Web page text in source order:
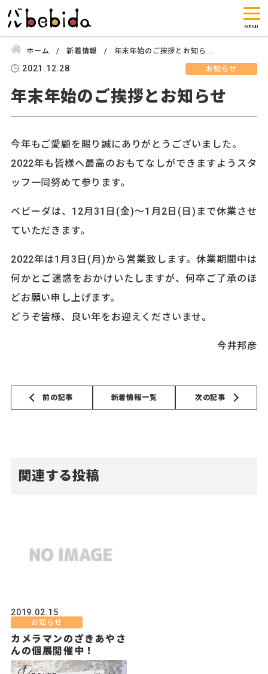
ホーム 新着情報 年末年始のご挨拶とお知ら...
2021.12.28 お知らせ
年末年始のご挨拶とお知らせ
今年もご愛顧を賜り誠にありがとうございました。
2022年も皆様へ最高のおもてなしができますようスタ
ッフ一同努めて参ります。
ベビーダは、12月31日(金)〜1月2日(日)まで休業させ
ていただきます。
2022年は1月3日(月)から営業致します。休業期間中は
何かとご迷惑をおかけいたしますが、何卒ご了承のほ
どお願い申し上げます。
どうぞ皆様、良い年をお迎えくださいませ。
今井邦彦
前の記事 次の記事
新着情報一覧
関連する投稿
2019.02.15
お知らせ
カメラマンのざきあやさ
んの個展開催中！